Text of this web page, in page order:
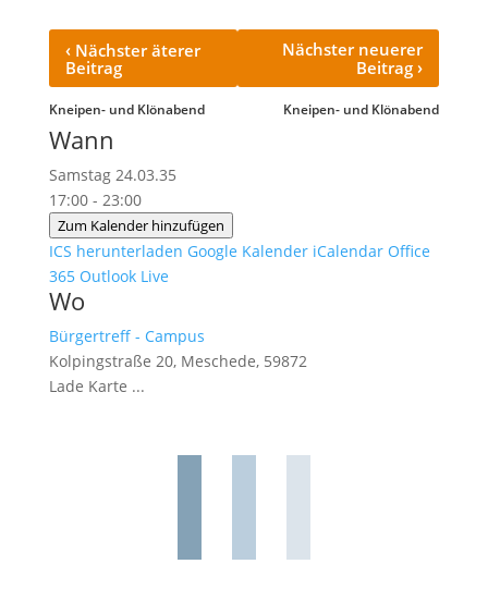
‹Nächster äterer
Beitrag
Kneipen- und Klönabend
Nächster neuerer
Beitrag›
Kneipen- und Klönabend
Wann
Samstag 24.03.35
17:00 - 23:00
Zum Kalender hinzufügen
ICS herunterladen Google Kalender iCalendar Office
365 Outlook Live
Wo
Bürgertreff - Campus
Kolpingstraße 20, Meschede, 59872
Lade Karte ...